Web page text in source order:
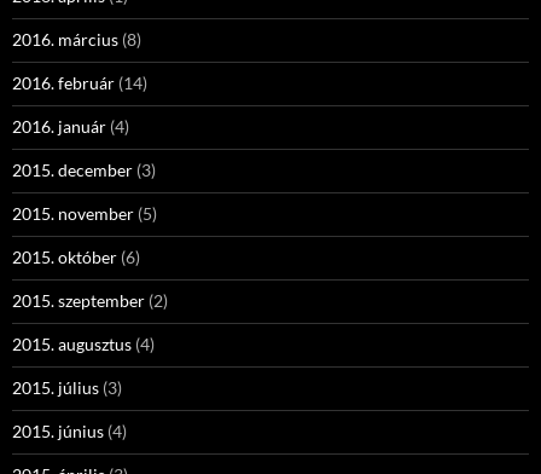
2016. március (8)
2016. február (14)
2016. január (4)
2015. december (3)
2015. november (5)
2015. október (6)
2015. szeptember (2)
2015. augusztus (4)
2015. július (3)
2015. június (4)